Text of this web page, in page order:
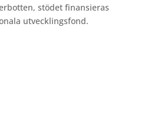
stödet finansieras
utvecklingsfond.